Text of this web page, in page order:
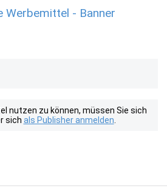
Werbemittel - Banner
nutzen zu können, müssen Sie sich
sich als Publisher anmelden